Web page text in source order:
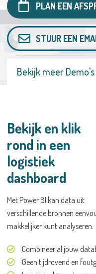
PLAN EEN
STUUR EEN
Bekijk meer Demo's
Bekijk en klik
rond in een
logistiek
dashboard
Met Power BI kan data uit
verschillende bronnen
makkelijker kunt analyseren.
Combineer al jouw
Geen tijdrovend en